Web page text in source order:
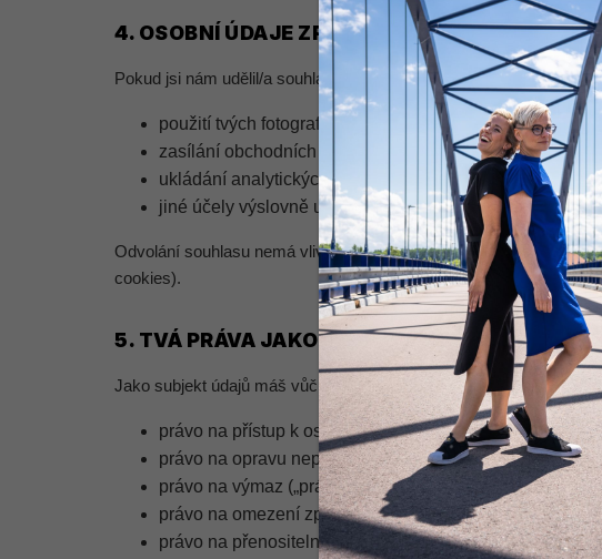
4. OSOBNÍ ÚDAJE ZPRACOVÁVANÉ NA
Pokud jsi nám udělil/a souhlas, je jeho udělení dobrovolné a
použití tvých fotografií pro marketingové účely,
zasílání obchodních sdělení osobám, které nejsou
ukládání analytických a marketingových cookies,
jiné účely výslovně uvedené v konkrétním souhlasu.
Odvolání souhlasu nemá vliv na zákonnost zpracování
cookies).
5. TVÁ PRÁVA JAKO SUBJEKTU ÚDAJŮ
Jako subjekt údajů máš vůči nám následující práva, která můžeš
právo na přístup k osobním údajům (čl. 15 GDPR),
právo na opravu nepřesných údajů (čl. 16 GDPR),
právo na výmaz („právo být zapomenut", čl. 17 GDPR),
právo na omezení zpracování (čl. 18 GDPR),
právo na přenositelnost údajů (čl. 20 GDPR),